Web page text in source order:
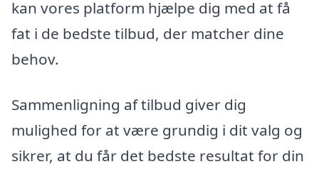
kan vores platform hjælpe dig med at få
fat i de bedste tilbud, der matcher dine
behov.
Sammenligning af tilbud giver dig
mulighed for at være grundig i dit valg og
sikrer, at du får det bedste resultat for din